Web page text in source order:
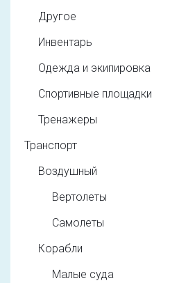
Другое
Инвентарь
Одежда и экипировка
Спортивные площадки
Тренажеры
Транспорт
Воздушный
Вертолеты
Самолеты
Корабли
Малые суда